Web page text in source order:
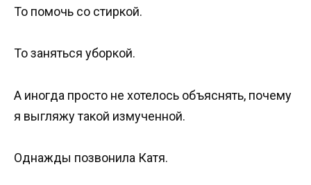
То помочь со стиркой.
То заняться уборкой.
А иногда просто не хотелось объяснять, почему
я выгляжу такой измученной.
Однажды позвонила Катя.